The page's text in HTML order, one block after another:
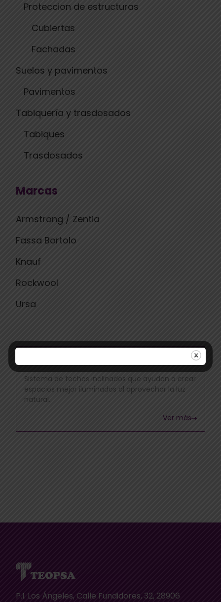
Proteccion de estructuras
Cubiertas
Fachadas
Suelos y pavimentos
Pavimentos
Tabiquería y trasdosados
Tabiques
Trasdosados
Marcas
Armstrong / Zentia
Fassa Bortolo
Knauf
Rockwool
Ursa
Techos Inclinados
Sistema de techos inclinados que ayudan a crear
espacios mejor iluminados al aprovechar la luz
natural.
Ver más
P.I. Los Ángeles, Calle Fundidores, 32, 28906